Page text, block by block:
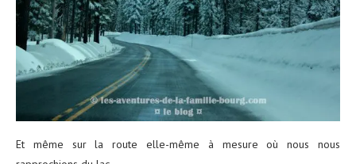
Et même sur la route elle-même à mesure où nous nous